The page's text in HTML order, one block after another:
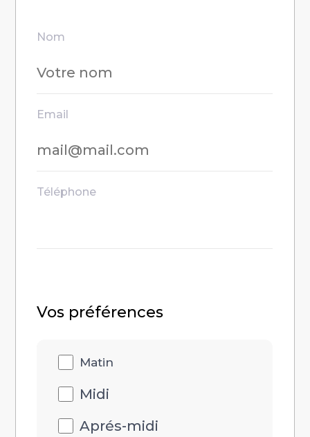
Nom
Email
Téléphone
Vos préférences
heure
Matin
Midi
Aprés-midi